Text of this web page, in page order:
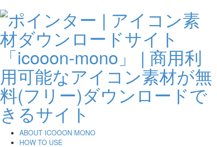
ABOUT ICOOON MONO
HOW TO USE